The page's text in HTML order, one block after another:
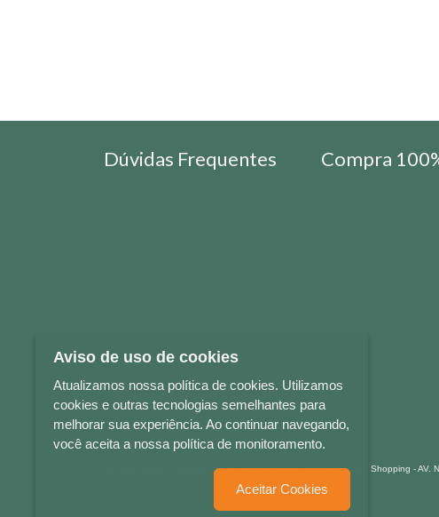
Dúvidas Frequentes Compra
LETRAS & CIA - CNPJ n° 88.587.548/0001-20 - Térreo Bourbon Shopping -
Aviso de uso de cookies
Atualizamos nossa política de cookies. Utilizamos
cookies e outras tecnologias semelhantes para
melhorar sua experiência. Ao continuar navegando,
você aceita a nossa política de monitoramento.
Aceitar Cookies